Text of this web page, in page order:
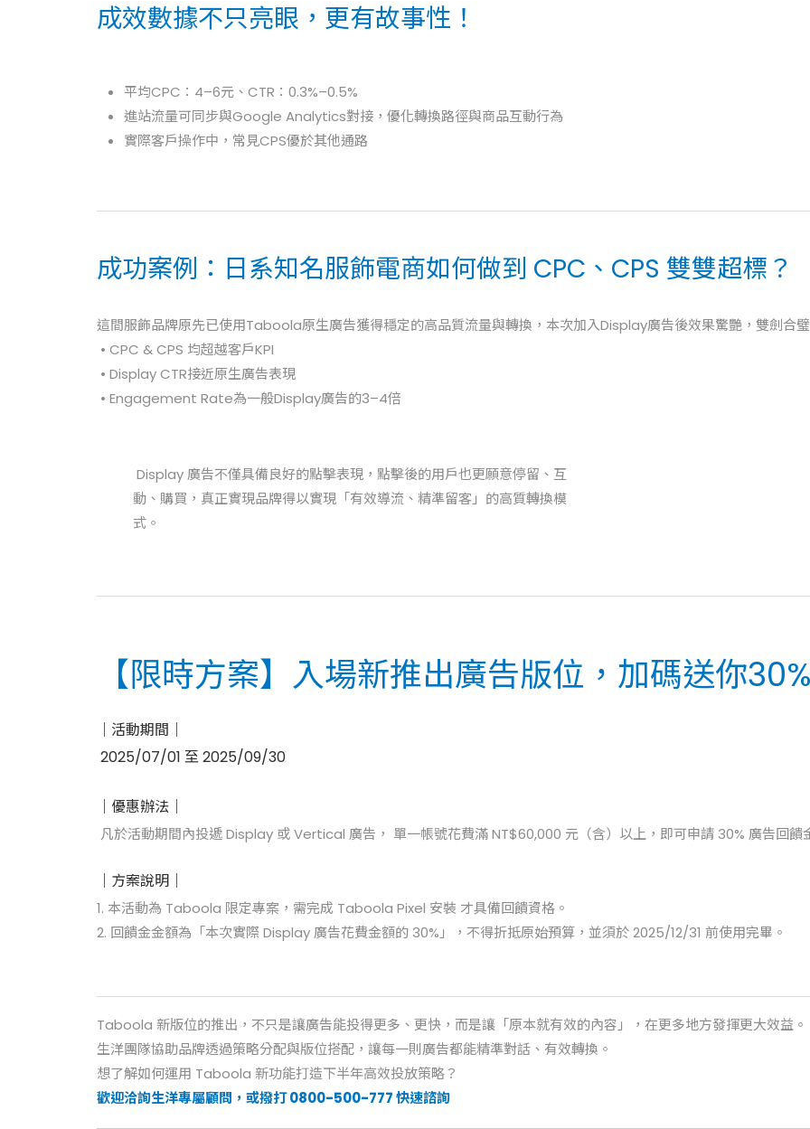
成效數據不只亮眼，更有故事性！
平均CPC：4–6元、CTR：0.3%–0.5%
進站流量可同步與Google Analytics對接，優化轉換路徑與商品互動行為
實際客戶操作中，常見CPS優於其他通路
成功案例：日系知名服飾電商如何做到 CPC、CPS 雙雙超標？
這間服飾品牌原先已使用Taboola原生廣告獲得穩定的高品質流量與轉換，本次加入Display廣告後效果驚艷，雙劍合
• CPC & CPS 均超越客戶KPI
• Display CTR接近原生廣告表現
• Engagement Rate為一般Display廣告的3–4倍
Display 廣告不僅具備良好的點擊表現，點擊後的用戶也更願意停留、互
動、購買，真正實現品牌得以實現「有效導流、精準留客」的高質轉換模
式。
【限時方案】入場新推出廣告版位，加碼送你
｜活動期間｜
2025/07/01 至 2025/09/30
｜優惠辦法｜
凡於活動期間內投遞 Display 或 Vertical 廣告， 單一帳號花費滿 NT$60,000 元（含）以上，即可申請 30% 廣告回饋
｜方案說明｜
1. 本活動為 Taboola 限定專案，需完成 Taboola Pixel 安裝 才具備回饋資格。
2. 回饋金金額為「本次實際 Display 廣告花費金額的 30%」，不得折抵原始預算，並須於 2025/12/31 前使用完畢。
Taboola 新版位的推出，不只是讓廣告能投得更多、更快，而是讓「原本就有效的內容」，在更多地方發揮更大效益。
生洋團隊協助品牌透過策略分配與版位搭配，讓每一則廣告都能精準對話、有效轉換。
想了解如何運用 Taboola 新功能打造下半年高效投放策略？
歡迎洽詢生洋專屬顧問，或撥打 0800-500-777 快速諮詢